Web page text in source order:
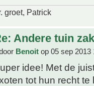
groet, Patrick
Andere tuin
Benoit op 05 sep 2013
idee! Met de
tot hun recht te